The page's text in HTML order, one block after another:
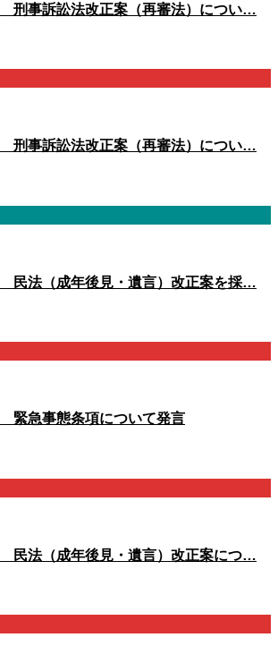
刑事訴訟法改正案（再審法）につい…
刑事訴訟法改正案（再審法）につい…
民法（成年後見・遺言）改正案を採…
緊急事態条項について発言
民法（成年後見・遺言）改正案につ…